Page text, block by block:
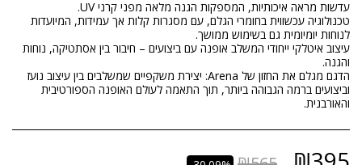
טכנולוגיה עכשווית בחומרי הגלם, עם מסגרות קלות אך עמידות, המיועדות
עיצוב איטלקי ייחודי המשלב אופנה עם ביצועים – חיבור בין אסתטיקה, נוחות
הדגם מגלם את החזון של Arena: יצירת משקפיים שמשלבים בין עיצוב נועז
וביצועים ברמה הגבוהה ביותר, תוך התאמה לעולם האופנה הספורטיבית
והאורבנית.